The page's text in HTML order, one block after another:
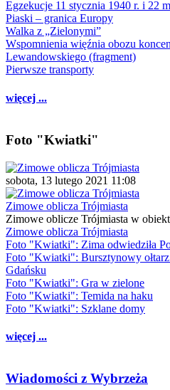
Egzekucje 11 stycznia 1940 r. i 22
Piaski – granica Europy
Walka z „Zielonymi”
Wspomnienia więźnia obozu
Lewandowskiego (fragment)
Pierwsze transporty
więcej ...
Foto "Kwiatki"
sobota, 13 lutego 2021 11:08
Zimowe oblicza Trójmiasta
Zimowe oblicze Trójmiasta w
Zimowe oblicza Trójmiasta
Foto "Kwiatki": Zima odwiedziła
Foto "Kwiatki": Bursztynowy
Gdańsku
Foto "Kwiatki": Gra w zielone
Foto "Kwiatki": Temida na haku
Foto "Kwiatki": Szklane domy
więcej ...
Wiadomości z Wybrzeża